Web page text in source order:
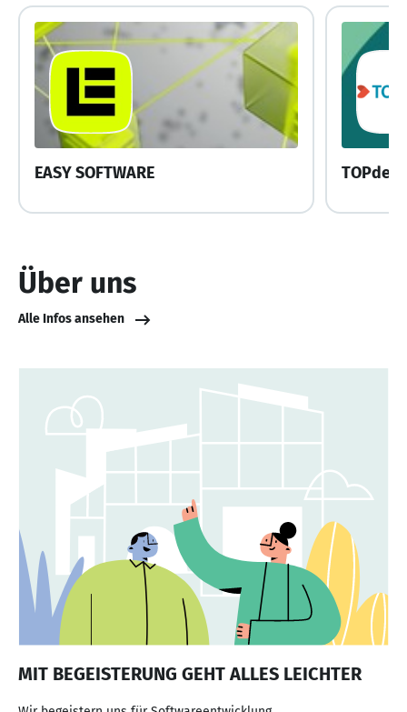
EASY SOFTWARE
Über uns
Alle Infos ansehen
MIT BEGEISTERUNG GEHT ALLES LEICHTER